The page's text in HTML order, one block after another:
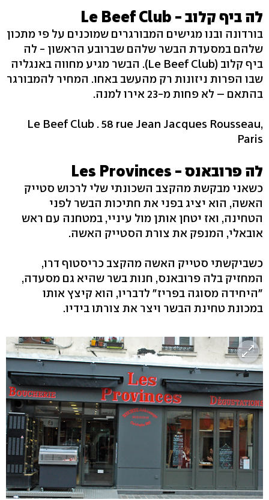
לה ביף קלוב - Le Beef Club
בורדונה ובנו מגישים המבורגרים שמוכנים על פי מתכון
שלהם במסעדת הבשר שלהם שברובע הראשון - לה
ביף קלוב (Le Beef Club). הבשר מגיע מחווה באנגליה
שבו הפרות ניזונות רק מהעשב באחו. המחיר להמבורגר
בהתאם – לא פחות מ-23 אירו למנה.
Le Beef Club . 58 rue Jean Jacques Rousseau,
Paris
לה פרובאנס - Les Provinces
כשאני מבקשת מהקצב השכונתי שלי לרכוש סטייק
האשה, הוא יציג בפני את חתיכות הבשר לפני
הטחינה, ואז יטחן אותן מול עיניי, במטחנה עם ראש
אובאלי, המנפק את צורת הסטייק האשה.
כשביקשתי סטייק האשה מהקצב כריסטוף דרו,
המחזיק בלה פרובאנס, חנות בשר שהיא גם מסעדה,
"היחידה מסוגה בפריז" לדבריו, הוא קיצץ אותו
במכונת טחינת הבשר ויצר את צורתו בידיו.